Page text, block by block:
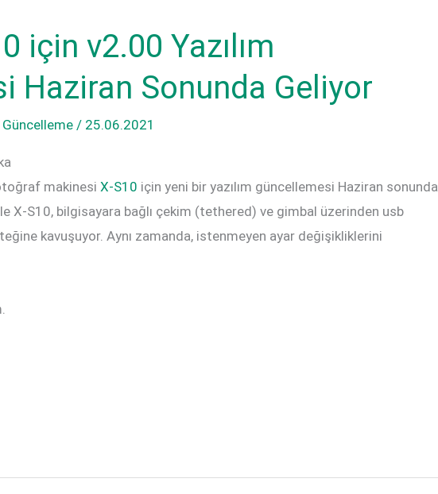
için v2.00 Yazılım
Haziran Sonunda Geliyor
Güncelleme / 25.06.2021
makinesi X-S10 için yeni bir yazılım güncellemesi Haziran sonunda
X-S10, bilgisayara bağlı çekim (tethered) ve gimbal üzerinden usb
kavuşuyor. Aynı zamanda, istenmeyen ayar değişikliklerini